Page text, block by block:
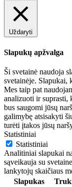
Uždaryti
Slapukų apžvalga
Ši svetainė naudoja
svetainėje. Slapukai,
Mes taip pat
analizuoti ir suprasti,
bus saugomi jūsų
galimybę atsisakyti
turėti įtakos jūsų
Statistiniai
Statistiniai
Analitiniai slapukai
sąveikauja su
lankytojų skaičiaus
Slapukas